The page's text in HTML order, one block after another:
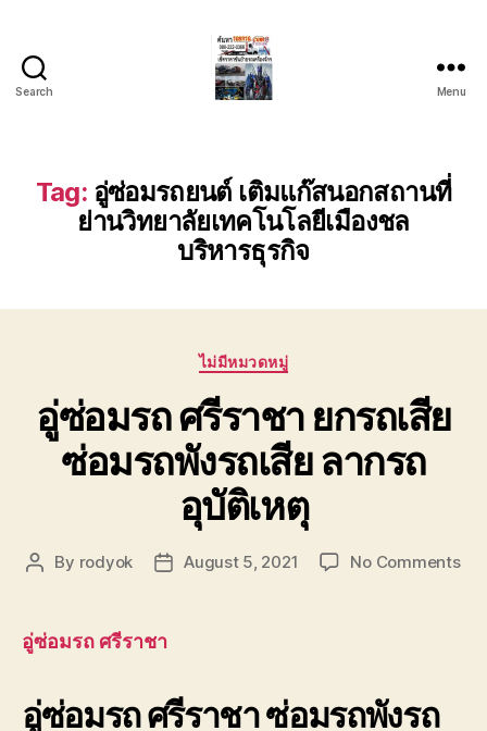
Search
ลาก
รถ
สไลด์
ชลบุรี
0802220366
Menu
Tag: อู่ซ่อมรถยนต์ เติมแก๊สนอกสถานที่
ย่านวิทยาลัยเทคโนโลยีเมืองชล
บริหารธุรกิจ
Categories
ไม่มีหมวดหมู่
อู่ซ่อมรถ ศรีราชา ยกรถเสีย
ซ่อมรถพังรถเสีย ลากรถ
อุบัติเหตุ
Post
By rodyok
PostAugust 5, 2021 No Commentson
อู่ซ่อมรถ ศรีราชา
อู่ซ่อมรถ ศรีราชา ซ่อมรถพังรถ